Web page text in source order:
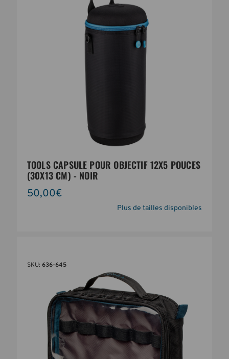
TOOLS CAPSULE POUR OBJECTIF 12X5 POUCES
(30X13 CM) - NOIR
50,00€
Plus de tailles disponibles
SKU: 636-645